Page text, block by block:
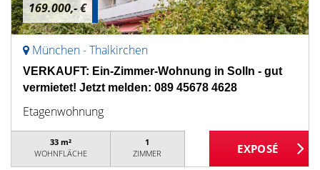
169.000,- €
München - Thalkirchen
VERKAUFT: Ein-Zimmer-Wohnung in Solln - gut
vermietet! Jetzt melden: 089 45678 4628
Etagenwohnung
33 m²
WOHNFLÄCHE
1
ZIMMER